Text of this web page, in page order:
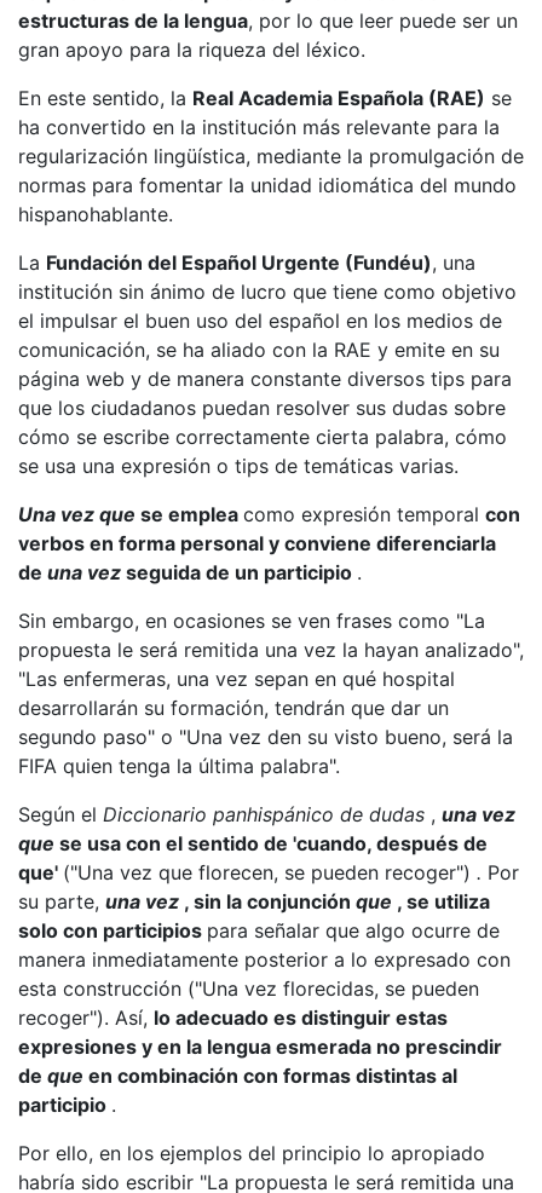
estructuras de la lengua, por lo que leer puede ser un
gran apoyo para la riqueza del léxico.
En este sentido, la Real Academia Española (RAE) se
ha convertido en la institución más relevante para la
regularización lingüística, mediante la promulgación de
normas para fomentar la unidad idiomática del mundo
hispanohablante.
La Fundación del Español Urgente (Fundéu), una
institución sin ánimo de lucro que tiene como objetivo
el impulsar el buen uso del español en los medios de
comunicación, se ha aliado con la RAE y emite en su
página web y de manera constante diversos tips para
que los ciudadanos puedan resolver sus dudas sobre
cómo se escribe correctamente cierta palabra, cómo
se usa una expresión o tips de temáticas varias.
Una vez que se emplea como expresión temporal con
verbos en forma personal y conviene diferenciarla
de una vez seguida de un participio .
Sin embargo, en ocasiones se ven frases como "La
propuesta le será remitida una vez la hayan analizado",
"Las enfermeras, una vez sepan en qué hospital
desarrollarán su formación, tendrán que dar un
segundo paso" o "Una vez den su visto bueno, será la
FIFA quien tenga la última palabra".
Según el Diccionario panhispánico de dudas , una vez
que se usa con el sentido de 'cuando, después de
que' ("Una vez que florecen, se pueden recoger") . Por
su parte, una vez , sin la conjunción que , se utiliza
solo con participios para señalar que algo ocurre de
manera inmediatamente posterior a lo expresado con
esta construcción ("Una vez florecidas, se pueden
recoger"). Así, lo adecuado es distinguir estas
expresiones y en la lengua esmerada no prescindir
de que en combinación con formas distintas al
participio .
Por ello, en los ejemplos del principio lo apropiado
habría sido escribir "La propuesta le será remitida una